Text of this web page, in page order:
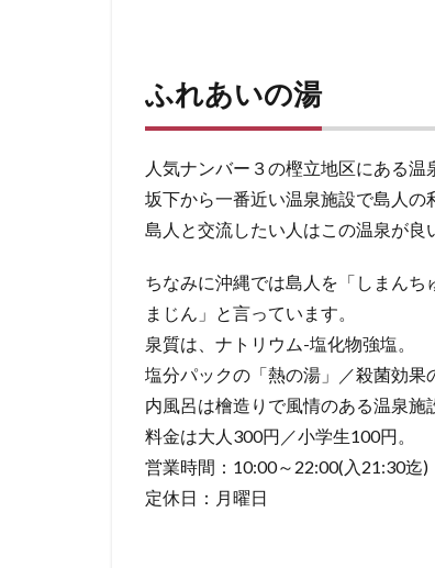
ふれあいの湯
人気ナンバー３の樫立地区にある温
坂下から一番近い温泉施設で島人の
島人と交流したい人はこの温泉が良
ちなみに沖縄では島人を「しまん
まじん」と言っています。
泉質は、ナトリウム-塩化物強塩。
塩分パックの「熱の湯」／殺菌効果
内風呂は檜造りで風情のある温泉施
料金は大人300円／小学生100円。
営業時間：10:00～22:00(入21:30迄)
定休日：月曜日